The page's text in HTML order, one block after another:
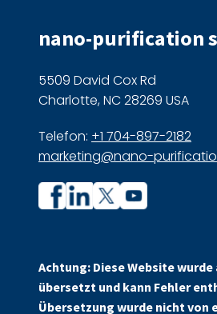
nano-purification
5509 David Cox Rd
Charlotte, NC 28269 USA
Telefon: +1 704-897-2182
marketing@nano-
FacebookLinkedin
Achtung: Diese Website
übersetzt und kann Fehler
Übersetzung wurde nicht von